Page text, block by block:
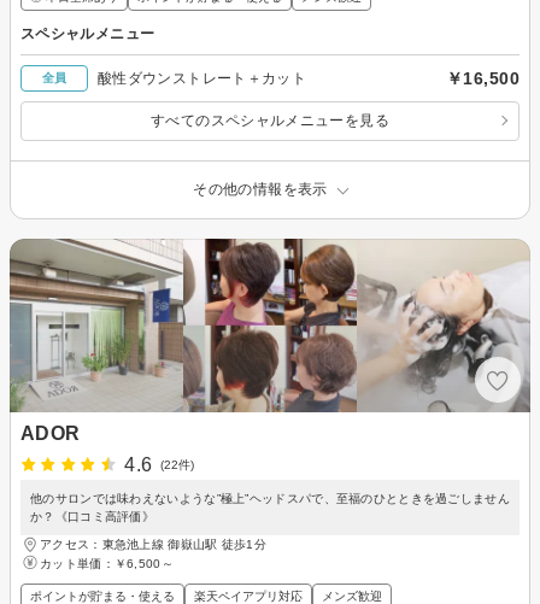
スペシャルメニュー
全員 酸性ダウンストレート＋カット ￥16,500
すべてのスペシャルメニューを見る
その他の情報を表示
ADOR
4.6
(22件)
他のサロンでは味わえないような”極上”ヘッドスパで、至福のひとときを過ごしません
か？《口コミ高評価》
アクセス：東急池上線 御嶽山駅 徒歩1分
カット単価： ￥6,500～
ポイントが貯まる・使える 楽天ペイアプリ対応 メンズ歓迎